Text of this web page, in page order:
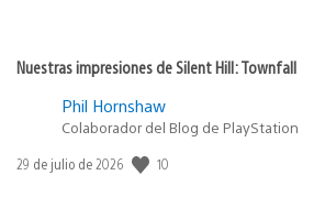
Nuestras impresiones de Silent Hill: Townfall
Phil Hornshaw
Colaborador del Blog de PlayStation
Fecha
29 de julio de 2026 10